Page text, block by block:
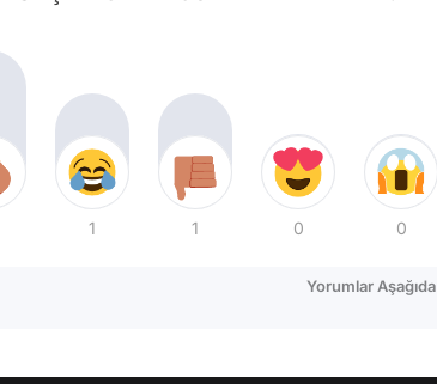
1 1 0 0
Yorumlar Aşağıda